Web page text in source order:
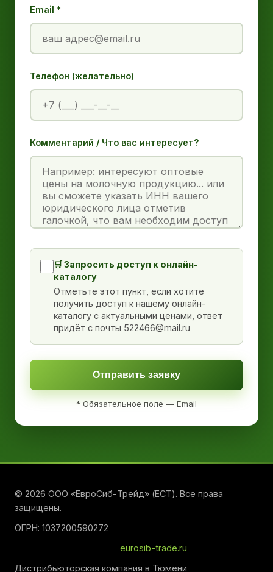
Email *
Телефон (желательно)
Комментарий / Что вас интересует?
🛒 Запросить доступ к онлайн-
каталогу
Отметьте этот пункт, если хотите
получить доступ к нашему онлайн-
каталогу с актуальными ценами, ответ
придёт с почты 522466@mail.ru
Отправить заявку
* Обязательное поле — Email
© 2026 ООО «ЕвроСиб-Трейд» (ЕСТ). Все права
защищены.
ОГРН: 1037200590272
eurosib-trade.ru
Дистрибьюторская компания в Тюмени